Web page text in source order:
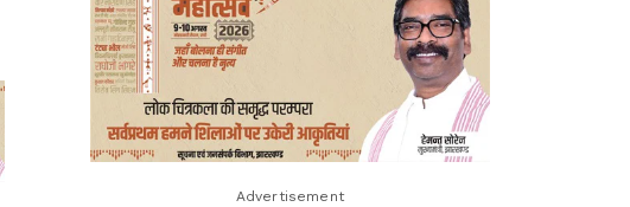
Advertisement